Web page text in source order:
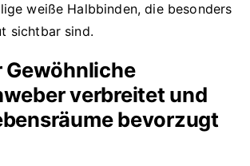
weiße Halbbinden, die besonders
sichtbar sind.
Gewöhnliche
verbreitet und
bevorzugt